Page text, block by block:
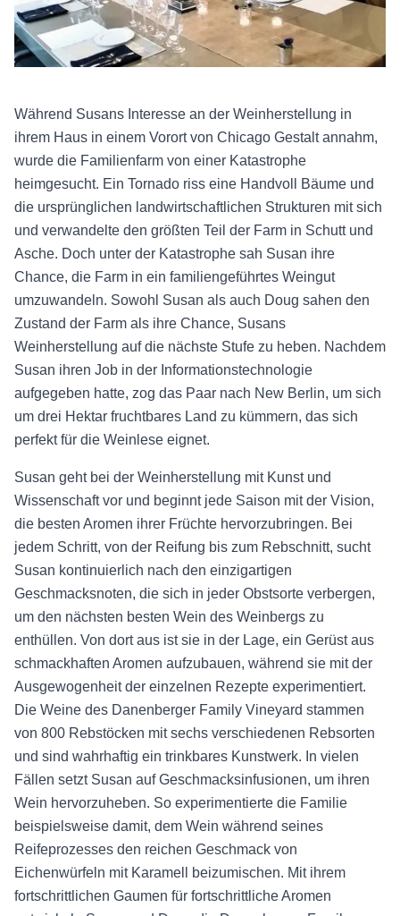
Während Susans Interesse an der Weinherstellung in
ihrem Haus in einem Vorort von Chicago Gestalt annahm,
wurde die Familienfarm von einer Katastrophe
heimgesucht. Ein Tornado riss eine Handvoll Bäume und
die ursprünglichen landwirtschaftlichen Strukturen mit sich
und verwandelte den größten Teil der Farm in Schutt und
Asche. Doch unter der Katastrophe sah Susan ihre
Chance, die Farm in ein familiengeführtes Weingut
umzuwandeln. Sowohl Susan als auch Doug sahen den
Zustand der Farm als ihre Chance, Susans
Weinherstellung auf die nächste Stufe zu heben. Nachdem
Susan ihren Job in der Informationstechnologie
aufgegeben hatte, zog das Paar nach New Berlin, um sich
um drei Hektar fruchtbares Land zu kümmern, das sich
perfekt für die Weinlese eignet.
Susan geht bei der Weinherstellung mit Kunst und
Wissenschaft vor und beginnt jede Saison mit der Vision,
die besten Aromen ihrer Früchte hervorzubringen. Bei
jedem Schritt, von der Reifung bis zum Rebschnitt, sucht
Susan kontinuierlich nach den einzigartigen
Geschmacksnoten, die sich in jeder Obstsorte verbergen,
um den nächsten besten Wein des Weinbergs zu
enthüllen. Von dort aus ist sie in der Lage, ein Gerüst aus
schmackhaften Aromen aufzubauen, während sie mit der
Ausgewogenheit der einzelnen Rezepte experimentiert.
Die Weine des Danenberger Family Vineyard stammen
von 800 Rebstöcken mit sechs verschiedenen Rebsorten
und sind wahrhaftig ein trinkbares Kunstwerk. In vielen
Fällen setzt Susan auf Geschmacksinfusionen, um ihren
Wein hervorzuheben. So experimentierte die Familie
beispielsweise damit, dem Wein während seines
Reifeprozesses den reichen Geschmack von
Eichenwürfeln mit Karamell beizumischen. Mit ihrem
fortschrittlichen Gaumen für fortschrittliche Aromen